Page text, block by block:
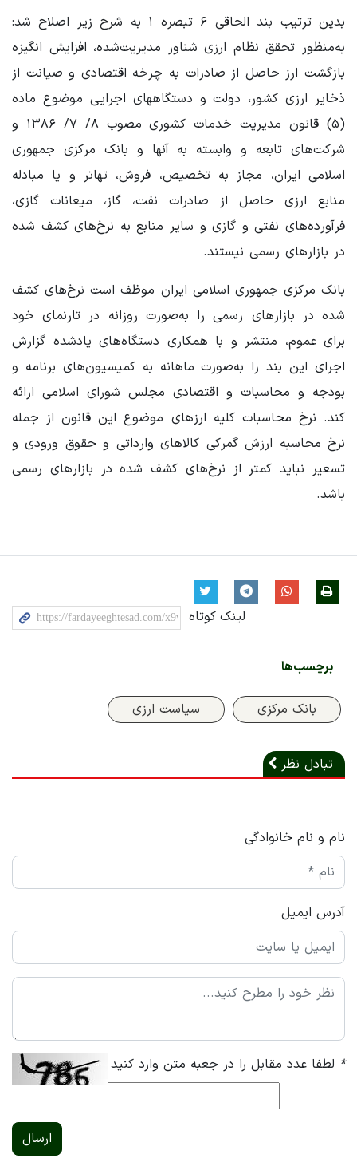
بدین ترتیب بند الحاقی ۶ تبصره ۱ به شرح زیر اصلاح شد:
به‌منظور تحقق نظام ارزی شناور مدیریت‌شده، افزایش انگیزه
بازگشت ارز حاصل از صادرات به چرخه اقتصادی و صیانت از
ذخایر ارزی کشور، دولت و ‌دستگاههای اجرایی موضوع ماده
(۵) قانون مدیریت خدمات کشوری مصوب ۸/ ۷/ ۱۳۸۶ و
شرکت‌های تابعه و وابسته به آنها و بانک مرکزی جمهوری
اسلامی ایران، مجاز به تخصیص، فروش، تهاتر و یا مبادله
منابع ارزی حاصل از صادرات نفت، گاز، میعانات گازی،
‌فرآورده‌های نفتی و گازی و سایر منابع به نرخ‌های کشف شده
در بازارهای رسمی نیستند.
بانک مرکزی جمهوری اسلامی ایران موظف است نرخ‌های کشف
شده در بازارهای رسمی را ‌به‌صورت روزانه در تارنمای خود
برای عموم، منتشر و با همکاری دستگاه‌های یادشده گزارش
اجرای این بند را ‌به‌صورت ماهانه به کمیسیون‌های برنامه و
بودجه و محاسبات و اقتصادی مجلس شورای اسلامی ‌ارائه
کند. نرخ محاسبات کلیه ارزهای موضوع این قانون از جمله
نرخ محاسبه ارزش گمرکی کالاهای وارداتی و حقوق ورودی و
تسعیر نباید کمتر از نرخ‌های کشف شده در بازارهای رسمی
باشد.
لینک کوتاه
برچسب‌ها
بانک مرکزی سیاست ارزی
تبادل نظر
نام و نام خانوادگی
آدرس ایمیل
* لطفا عدد مقابل را در جعبه متن وارد کنید
ارسال